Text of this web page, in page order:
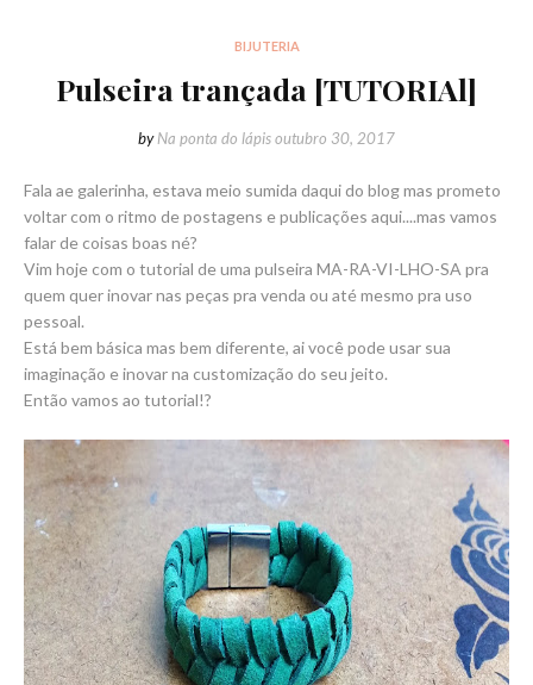
BIJUTERIA
Pulseira trançada [TUTORIAl]
by Na ponta do lápisoutubro 30, 2017
Fala ae galerinha, estava meio sumida daqui do blog mas prometo
voltar com o ritmo de postagens e publicações aqui....mas vamos
falar de coisas boas né?
Vim hoje com o tutorial de uma pulseira MA-RA-VI-LHO-SA pra
quem quer inovar nas peças pra venda ou até mesmo pra uso
pessoal.
Está bem básica mas bem diferente, ai você pode usar sua
imaginação e inovar na customização do seu jeito.
Então vamos ao tutorial!?